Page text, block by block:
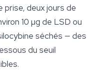
prise, deux jours de
10 µg de LSD ou
séchés — des
du seuil